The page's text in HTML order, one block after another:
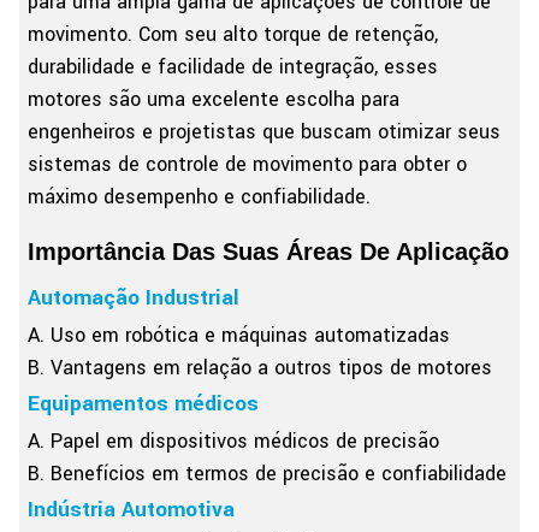
movimento. Com seu alto torque de retenção,
durabilidade e facilidade de integração, esses
motores são uma excelente escolha para
engenheiros e projetistas que buscam otimizar seus
sistemas de controle de movimento para obter o
máximo desempenho e confiabilidade.
Importância Das Suas Áreas De Aplicação
Automação Industrial
A. Uso em robótica e máquinas automatizadas
B. Vantagens em relação a outros tipos de motores
Equipamentos médicos
A. Papel em dispositivos médicos de precisão
B. Benefícios em termos de precisão e confiabilidade
Indústria Automotiva